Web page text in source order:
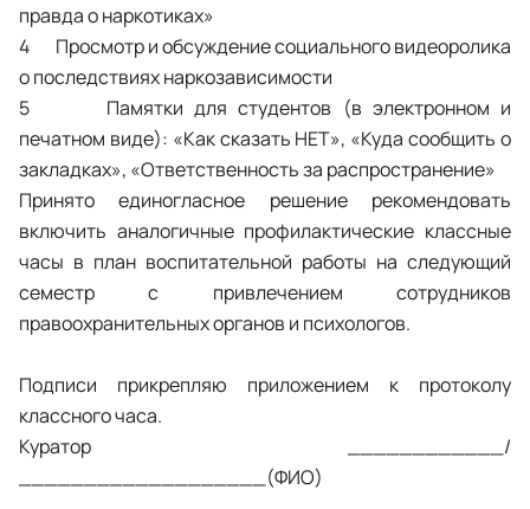
правда о наркотиках»
4 Просмотр и обсуждение социального видеоролика
о последствиях наркозависимости
5 Памятки для студентов (в электронном и
печатном виде): «Как сказать НЕТ», «Куда сообщить о
закладках», «Ответственность за распространение»
Принято единогласное решение рекомендовать
включить аналогичные профилактические классные
часы в план воспитательной работы на следующий
семестр с привлечением сотрудников
правоохранительных органов и психологов.
Подписи прикрепляю приложением к протоколу
классного часа.
Куратор ____________/
___________________(ФИО)